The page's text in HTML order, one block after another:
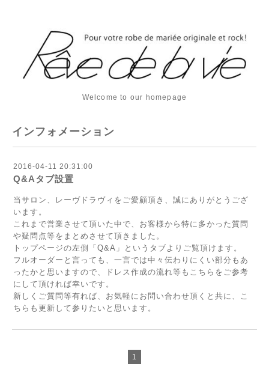
Welcome to our homepage
インフォメーション
2016-04-11 20:31:00
Q&Aタブ設置
当サロン、レーヴドラヴィをご愛顧頂き、誠にありがとうござ
います。
これまで営業させて頂いた中で、お客様から特に多かった質問
や疑問点等をまとめさせて頂きました。
トップページの左側「Q&A」というタブよりご覧頂けます。
フルオーダーと言っても、一言では中々伝わりにくい部分もあ
ったかと思いますので、ドレス作成の流れ等もこちらをご参考
にして頂ければ幸いです。
新しくご質問等有れば、お気軽にお問い合わせ頂くと共に、こ
ちらも更新して参りたいと思います。
1